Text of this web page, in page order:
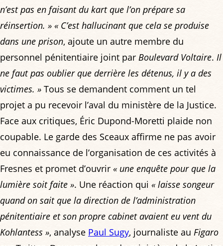
n’est pas en faisant du kart que l’on prépare sa
réinsertion. » « C’est hallucinant que cela se produise
dans une prison, ajoute un autre membre du
personnel pénitentiaire joint par Boulevard Voltaire. Il
ne faut pas oublier que derrière les détenus, il y a des
victimes. » Tous se demandent comment un tel
projet a pu recevoir l’aval du ministère de la Justice.
Face aux critiques, Éric Dupond-Moretti plaide non
coupable. Le garde des Sceaux affirme ne pas avoir
eu connaissance de l’organisation de ces activités à
Fresnes et promet d’ouvrir « une enquête pour que la
lumière soit faite ». Une réaction qui « laisse songeur
quand on sait que la direction de l’administration
pénitentiaire et son propre cabinet avaient eu vent du
Kohlantess », analyse Paul Sugy, journaliste au Figaro